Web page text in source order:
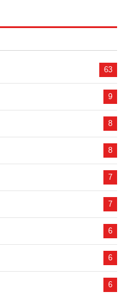
63
9
8
8
7
7
6
6
6